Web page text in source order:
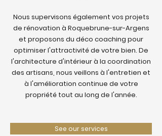
Nous supervisons également vos projets
de rénovation à Roquebrune-sur-Argens
et proposons du déco coaching pour
optimiser l'attractivité de votre bien. De
l'architecture d'intérieur à la coordination
des artisans, nous veillons à l'entretien et
à l'amélioration continue de votre
propriété tout au long de l'année.
See our services